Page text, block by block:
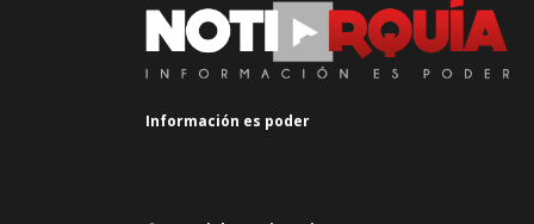
Información es poder